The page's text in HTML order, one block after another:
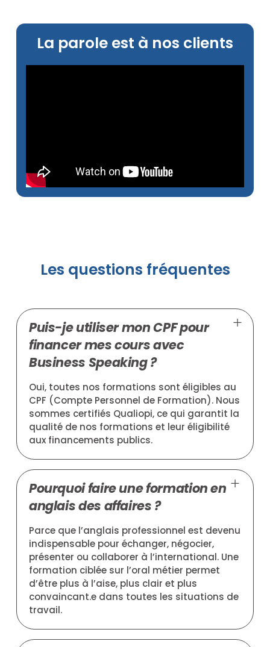
La parole est à nos clients
Les questions fréquentes
Puis-je utiliser mon CPF pour
financer mes cours avec
Business Speaking ?
Oui, toutes nos formations sont éligibles au
CPF (Compte Personnel de Formation). Nous
sommes certifiés Qualiopi, ce qui garantit la
qualité de nos formations et leur éligibilité
aux financements publics.
Pourquoi faire une formation en
anglais des affaires ?
Parce que l’anglais professionnel est devenu
indispensable pour échanger, négocier,
présenter ou collaborer à l’international. Une
formation ciblée sur l’oral métier permet
d’être plus à l’aise, plus clair et plus
convaincant.e dans toutes les situations de
travail.